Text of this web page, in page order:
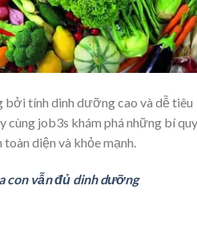
bởi tính dinh dưỡng cao và dễ tiêu
cùng job3s khám phá những bí
diện và khỏe mạnh.
con vẫn đủ dinh dưỡng